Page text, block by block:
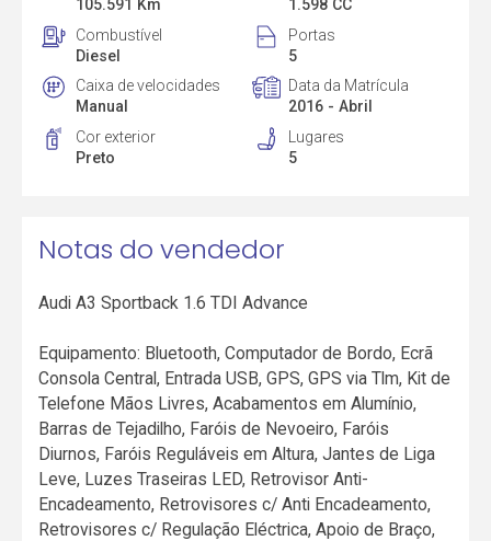
105.591 Km
1.598 CC
Combustível
Diesel
Portas
5
Caixa de velocidades
Manual
Data da Matrícula
2016 - Abril
Cor exterior
Preto
Lugares
5
Notas do vendedor
Audi A3 Sportback 1.6 TDI Advance
Equipamento: Bluetooth, Computador de Bordo, Ecrã
Consola Central, Entrada USB, GPS, GPS via Tlm, Kit de
Telefone Mãos Livres, Acabamentos em Alumínio,
Barras de Tejadilho, Faróis de Nevoeiro, Faróis
Diurnos, Faróis Reguláveis em Altura, Jantes de Liga
Leve, Luzes Traseiras LED, Retrovisor Anti-
Encadeamento, Retrovisores c/ Anti Encadeamento,
Retrovisores c/ Regulação Eléctrica, Apoio de Braço,